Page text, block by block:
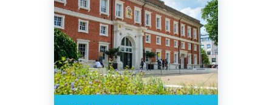
Лондон, Великобритания
Государственный